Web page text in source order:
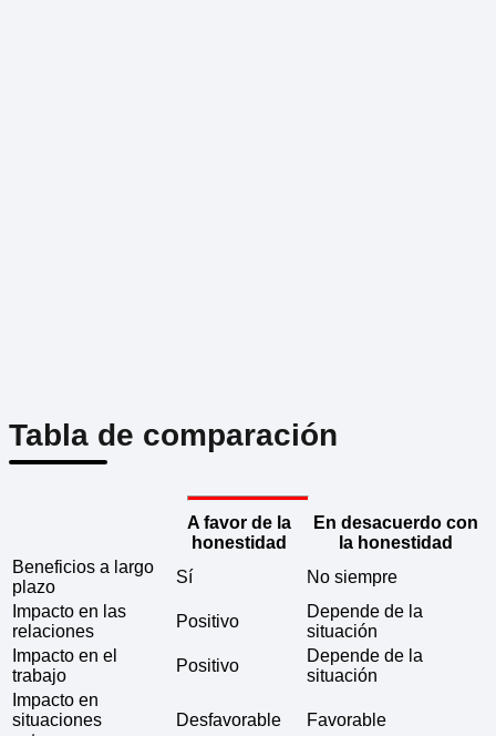
Tabla de comparación
A favor de la
honestidad
En desacuerdo con
la honestidad
Beneficios a largo
plazo
Sí
No siempre
Impacto en las
relaciones
Positivo
Depende de la
situación
Impacto en el
trabajo
Positivo
Depende de la
situación
Impacto en
situaciones
Desfavorable Favorable